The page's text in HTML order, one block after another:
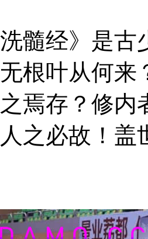
经》是古
根叶从何
焉存？修
之必故！盖